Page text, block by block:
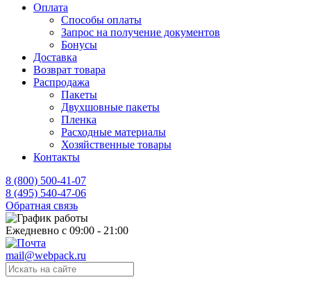
Оплата
Способы оплаты
Запрос на получение документов
Бонусы
Доставка
Возврат товара
Распродажа
Пакеты
Двухшовные пакеты
Пленка
Расходные материалы
Хозяйственные товары
Контакты
8 (800) 500-41-07
8 (495) 540-47-06
Обратная связь
Ежедневно с 09:00 - 21:00
mail@webpack.ru